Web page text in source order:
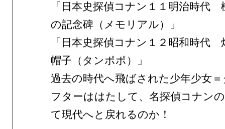
「日本史探偵コナン１１明治時代
の記念碑（メモリアル）」
「日本史探偵コナン１２昭和時代
帽子（タンポポ）」
過去の時代へ飛ばされた少年少女
フターははたして、名探偵コナン
て現代へと戻れるのか！